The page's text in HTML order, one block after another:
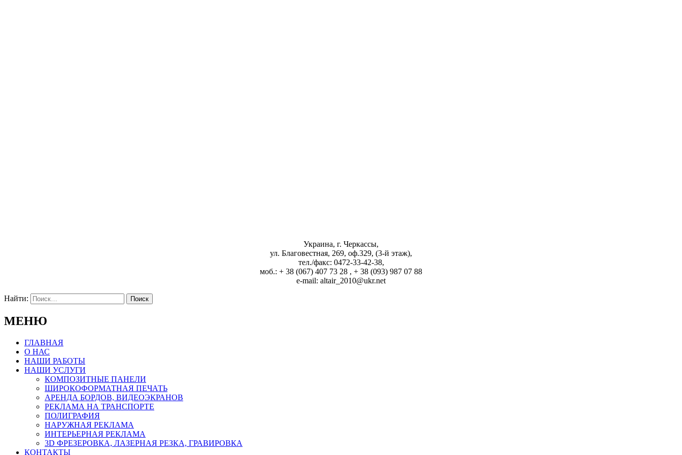
Украина, г. Черкассы,
ул. Благовестная, 269, оф.329, (3-й этаж),
тел./факс: 0472-33-42-38,
моб.: + 38 (067) 407 73 28 , + 38 (093) 987 07 88
e-mail: altair_2010@ukr.net
Найти:
МЕНЮ
ГЛАВНАЯ
О НАС
НАШИ РАБОТЫ
НАШИ УСЛУГИ
КОМПОЗИТНЫЕ ПАНЕЛИ
ШИРОКОФОРМАТНАЯ ПЕЧАТЬ
АРЕНДА БОРДОВ, ВИДЕОЭКРАНОВ
РЕКЛАМА НА ТРАНСПОРТЕ
ПОЛИГРАФИЯ
НАРУЖНАЯ РЕКЛАМА
ИНТЕРЬЕРНАЯ РЕКЛАМА
3D ФРЕЗЕРОВКА, ЛАЗЕРНАЯ РЕЗКА, ГРАВИРОВКА
КОНТАКТЫ